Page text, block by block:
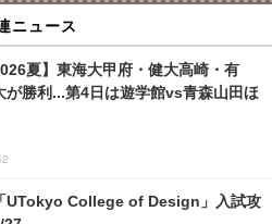
ニュース
夏】東海大甲府・健大高崎・有
が勝利...第4日は遊学館vs青森山田ほ
UTokyo College of Design」入試攻